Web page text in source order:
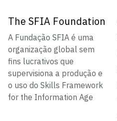
The SFIA Foundation
A Fundação SFIA é uma
organização global sem
fins lucrativos que
supervisiona a produção e
o uso do Skills Framework
for the Information Age